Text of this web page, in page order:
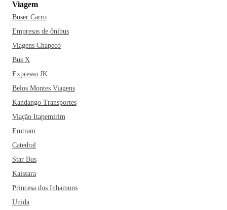
Latina, superando até mesmo o gringo e famoso Central
Park, situado na cidade de Nova York. O fato é que, seja
para apreciar sua linda arquitetura de linhas modernas ou
para aproveitar sua excelente infraestrutura, Brasília é um
destino ímpar. Uma cidade planejada e construída no século
pensa que Brasília vive apenas de prédios governamentais
belíssimos, está errado. Por lá, é possível encontrar também
muitos parques e até fazer um passeio de barco pelo grande
e belo Lago Paranoá!
Viagem
Buser Carro
Empresas de ônibus
Viagens Chapecó
Bus X
Expresso JK
Belos Montes Viagens
Kandango Transportes
Viação Itapemirim
Emtram
Catedral
Star Bus
Kaissara
Princesa dos Inhamuns
Unida